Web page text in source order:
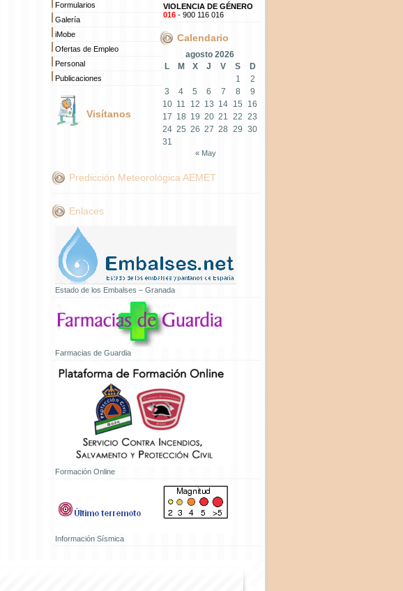
Formularios
Galería
iMobe
Ofertas de Empleo
Personal
Publicaciones
Visítanos
VIOLENCIA DE GÉNERO
016- 900 116 016
Calendario
agosto 2026
L
M X J V S
D
1
2
3
4 5 6 7 8
9
10 11 12 13 14 15
16
17 18 19 20 21 22 23
24 25 26 27 28 29 30
31
« May
Predicción Meteorológica AEMET
Enlaces
Estado de los Embalses – Granada
Farmacias de Guardia
Formación Online
Información Sísmica